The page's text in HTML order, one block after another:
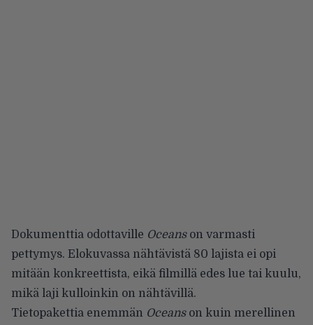
Dokumenttia odottaville Oceanson varmasti
pettymys. Elokuvassa nähtävistä 80 lajista ei opi
mitään konkreettista, eikä filmillä edes lue tai kuulu,
mikä laji kulloinkin on nähtävillä.
Tietopakettia enemmän Oceanson kuin merellinen